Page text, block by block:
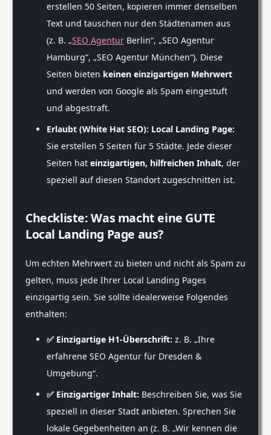
erstellen 50 Seiten, kopieren immer denselben
Text und tauschen nur den Städtenamen aus
(z. B. „SEO Agentur Berlin“, „SEO Agentur
Hamburg“, „SEO Agentur München“). Diese
Seiten bieten keinen einzigartigen Mehrwert
und werden von Google als Spam eingestuft
und abgestraft.
Erlaubt (White Hat SEO): Local Landing Page:
Sie erstellen 5 Seiten für 5 Städte. Jede dieser
Seiten hat einzigartigen, hilfreichen Inhalt, der
speziell auf diesen Standort zugeschnitten ist.
Checkliste: Was macht eine GUTE
Local Landing Page aus?
Um echten Mehrwert zu bieten und nicht als Spam zu
gelten, muss jede Ihrer Local Landing Pages
einzigartig sein. Sie sollte idealerweise Folgendes
enthalten:
✅ Einzigartige H1-Überschrift: z. B. „Ihre
erfahrene SEO Agentur für Dresden &
Umgebung“.
✅ Einzigartiger Inhalt: Beschreiben Sie, was Sie
speziell in dieser Stadt anbieten. Sprechen Sie
lokale Gegebenheiten an (z. B. „Wir kennen die